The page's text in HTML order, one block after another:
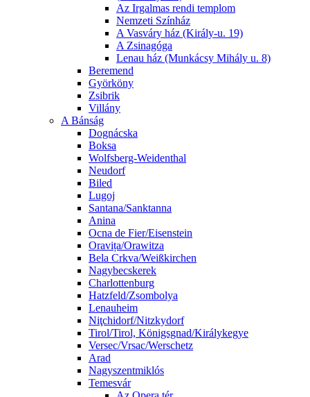
Az Irgalmas rendi templom
Nemzeti Színház
A Vasváry ház (Király-u. 19)
A Zsinagóga
Lenau ház (Munkácsy Mihály u. 8)
Beremend
Györköny
Zsibrik
Villány
A Bánság
Dognácska
Boksa
Wolfsberg-Weidenthal
Neudorf
Biled
Lugoj
Santana/Sanktanna
Anina
Ocna de Fier/Eisenstein
Oravița/Orawitza
Bela Crkva/Weißkirchen
Nagybecskerek
Charlottenburg
Hatzfeld/Zsombolya
Lenauheim
Niţchidorf/Nitzkydorf
Tirol/Tirol, Königsgnad/Királykegye
Versec/Vrsac/Werschetz
Arad
Nagyszentmiklós
Temesvár